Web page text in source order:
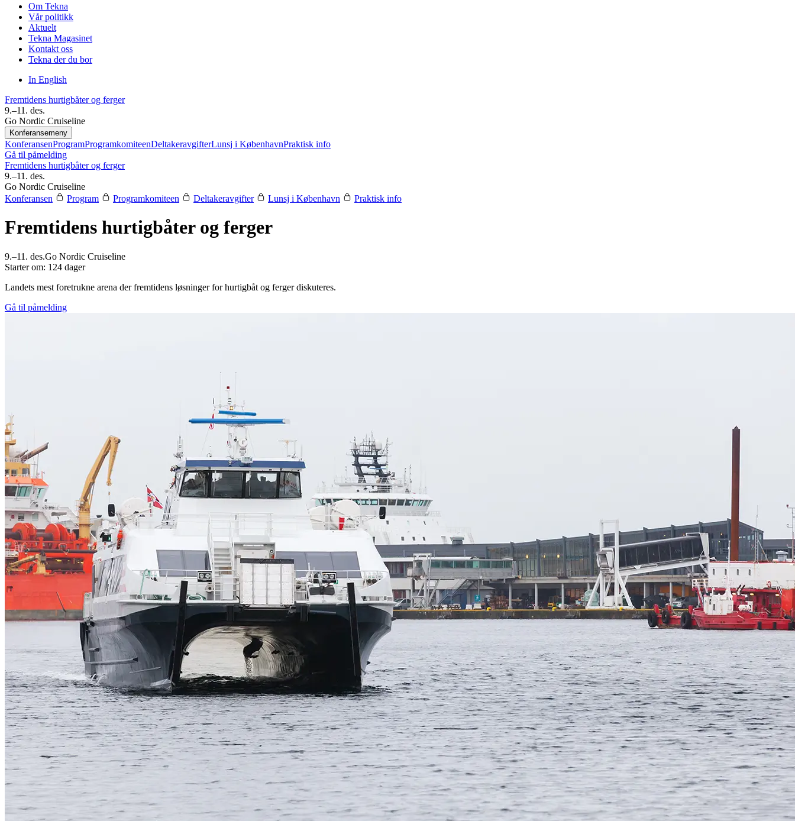
Om Tekna
Vår politikk
Aktuelt
Tekna Magasinet
Kontakt oss
Tekna der du bor
In English
Fremtidens hurtigbåter og ferger
9.–11. des.
Go Nordic Cruiseline
Konferansemeny
KonferansenProgramProgramkomiteenDeltakeravgifterLunsj i KøbenhavnPraktisk info
Gå til påmelding
Fremtidens hurtigbåter og ferger
9.–11. des.
Go Nordic Cruiseline
Konferansen
Program Programkomiteen Deltakeravgifter Lunsj i København Praktisk info
Fremtidens hurtigbåter og ferger
9.–11. des.Go Nordic Cruiseline
Starter om: 124 dager
Landets mest foretrukne arena der fremtidens løsninger for hurtigbåt og ferger diskuteres.
Gå til påmelding